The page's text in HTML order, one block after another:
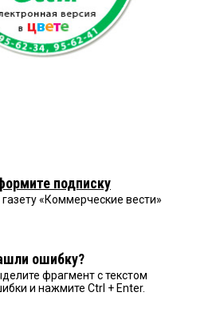
подписку
газету «Коммерческие вести»
ошибку?
фрагмент с текстом
и нажмите Ctrl + Enter.